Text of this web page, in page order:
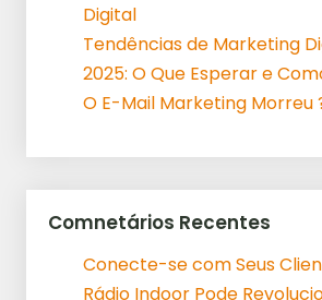
Digital
Tendências de Marketing
2025: O Que Esperar e
O E-Mail Marketing Morreu
Comnetários Recentes
Conecte-se com Seus
Rádio Indoor Pode